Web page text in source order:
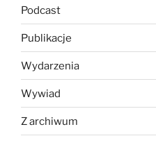
Podcast
Publikacje
Wydarzenia
Wywiad
Z archiwum